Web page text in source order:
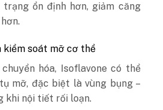
ổn định hơn, giảm căng
kiểm soát mỡ cơ thể
hóa, Isoflavone có thể
mỡ, đặc biệt là vùng bụng –
khi nội tiết rối loạn.